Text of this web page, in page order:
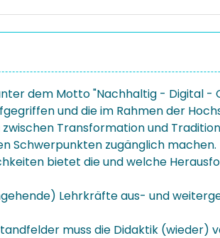
dem Motto "Nachhaltig - Digital
und die im Rahmen der
Transformation und
Schwerpunkten zugänglich machen.
bietet die und welche
Lehrkräfte aus- und
muss die Didaktik